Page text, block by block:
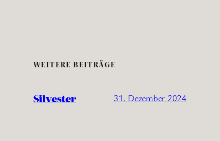
WEITERE BEITRÄGE
Silvester 31. Dezember 2024